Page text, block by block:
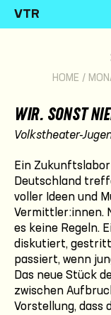
VTR
HOME /
WIR. SONST
Volkstheater-
Ein
Deutschland
voller Ideen und
Vermittler:innen.
es keine Regeln.
diskutiert,
passiert, wenn
Das neue Stück
zwischen
Vorstellung,